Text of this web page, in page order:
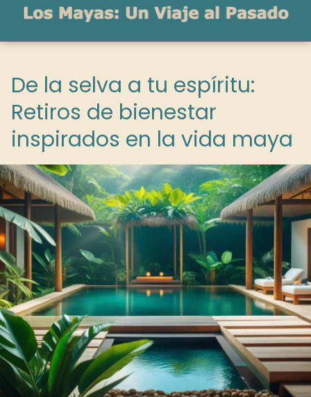
De la selva a tu espíritu:
Retiros de bienestar
inspirados en la vida maya